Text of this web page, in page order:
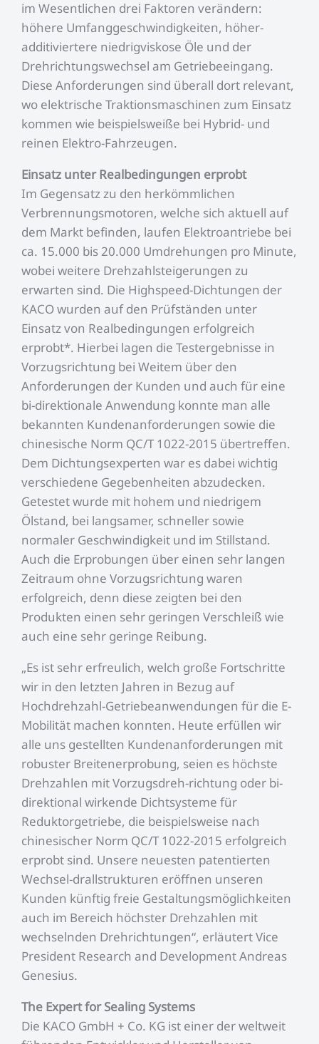
im Wesentlichen drei Faktoren verändern:
höhere Umfanggeschwindigkeiten, höher-
additiviertere niedrigviskose Öle und der
Drehrichtungswechsel am Getriebeeingang.
Diese Anforderungen sind überall dort relevant,
wo elektrische Traktionsmaschinen zum Einsatz
kommen wie beispielsweiße bei Hybrid- und
reinen Elektro-Fahrzeugen.
Einsatz unter Realbedingungen erprobt
Im Gegensatz zu den herkömmlichen
Verbrennungsmotoren, welche sich aktuell auf
dem Markt befinden, laufen Elektroantriebe bei
ca. 15.000 bis 20.000 Umdrehungen pro Minute,
wobei weitere Drehzahlsteigerungen zu
erwarten sind. Die Highspeed-Dichtungen der
KACO wurden auf den Prüfständen unter
Einsatz von Realbedingungen erfolgreich
erprobt*. Hierbei lagen die Testergebnisse in
Vorzugsrichtung bei Weitem über den
Anforderungen der Kunden und auch für eine
bi-direktionale Anwendung konnte man alle
bekannten Kundenanforderungen sowie die
chinesische Norm QC/T 1022-2015 übertreffen.
Dem Dichtungsexperten war es dabei wichtig
verschiedene Gegebenheiten abzudecken.
Getestet wurde mit hohem und niedrigem
Ölstand, bei langsamer, schneller sowie
normaler Geschwindigkeit und im Stillstand.
Auch die Erprobungen über einen sehr langen
Zeitraum ohne Vorzugsrichtung waren
erfolgreich, denn diese zeigten bei den
Produkten einen sehr geringen Verschleiß wie
auch eine sehr geringe Reibung.
„Es ist sehr erfreulich, welch große Fortschritte
wir in den letzten Jahren in Bezug auf
Hochdrehzahl-Getriebeanwendungen für die E-
Mobilität machen konnten. Heute erfüllen wir
alle uns gestellten Kundenanforderungen mit
robuster Breitenerprobung, seien es höchste
Drehzahlen mit Vorzugsdreh-richtung oder bi-
direktional wirkende Dichtsysteme für
Reduktorgetriebe, die beispielsweise nach
chinesischer Norm QC/T 1022-2015 erfolgreich
erprobt sind. Unsere neuesten patentierten
Wechsel-drallstrukturen eröffnen unseren
Kunden künftig freie Gestaltungsmöglichkeiten
auch im Bereich höchster Drehzahlen mit
wechselnden Drehrichtungen“, erläutert Vice
President Research and Development Andreas
Genesius.
The Expert for Sealing Systems
Die KACO GmbH + Co. KG ist einer der weltweit